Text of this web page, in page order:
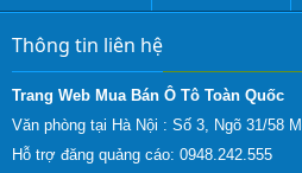
Thông tin liên hệ
Trang Web Mua Bán Ô Tô Toàn Quốc
Văn phòng tại Hà Nội : Số 3, Ngõ 31/58
Hỗ trợ đăng quảng cáo: 0948.242.555